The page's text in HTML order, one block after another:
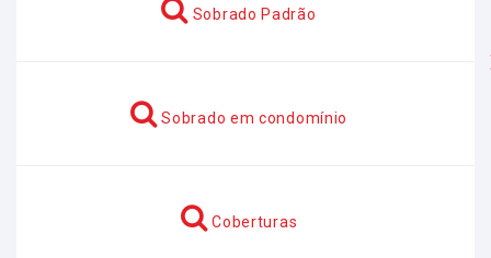
Sobrado Padrão
Sobrado em condomínio
Coberturas